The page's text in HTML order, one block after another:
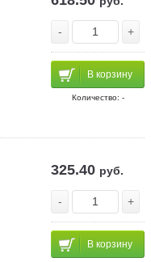
- +
В корзину
Количество: -
325.40 руб.
- +
В корзину